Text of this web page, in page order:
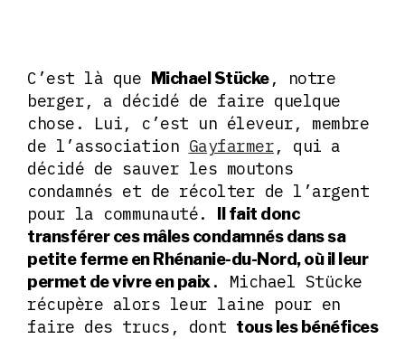
C’est là que Michael Stücke, notre
berger, a décidé de faire quelque
chose. Lui, c’est un éleveur, membre
de l’association Gayfarmer, qui a
décidé de sauver les moutons
condamnés et de récolter de l’argent
pour la communauté.
Il fait donc
transférer ces mâles condamnés dans sa
petite ferme en Rhénanie-du-Nord, où il leur
permet de vivre en paix. Michael Stücke
récupère alors leur laine pour en
faire des trucs, dont tous les bénéfices